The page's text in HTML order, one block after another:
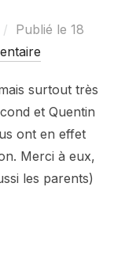
Publié le 18
surtout très
et Quentin
ont en effet
Merci à eux,
les parents)